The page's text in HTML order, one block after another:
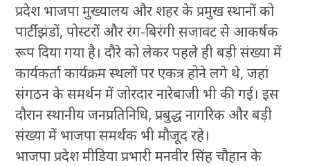
प्रदेश भाजपा मुख्यालय और शहर के प्रमुख स्थानों को
पार्टी झंडों, पोस्टरों और रंग-बिरंगी सजावट से आकर्षक
रूप दिया गया है। दौरे को लेकर पहले ही बड़ी संख्या में
कार्यकर्ता कार्यक्रम स्थलों पर एकत्र होने लगे थे, जहां
संगठन के समर्थन में जोरदार नारेबाजी भी की गई। इस
दौरान स्थानीय जनप्रतिनिधि, प्रबुद्ध नागरिक और बड़ी
संख्या में भाजपा समर्थक भी मौजूद रहे।
भाजपा प्रदेश मीडिया प्रभारी मनवीर सिंह चौहान के